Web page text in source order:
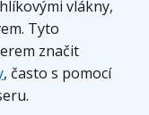
vlákny,
Tyto
značit
, často s pomocí